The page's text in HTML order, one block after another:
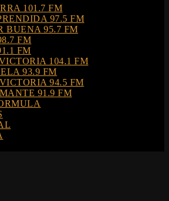
101.7 FM
97.5 FM
BUENA 95.7 FM
FM
FM
104.1 FM
93.9 FM
94.5 FM
91.9 FM